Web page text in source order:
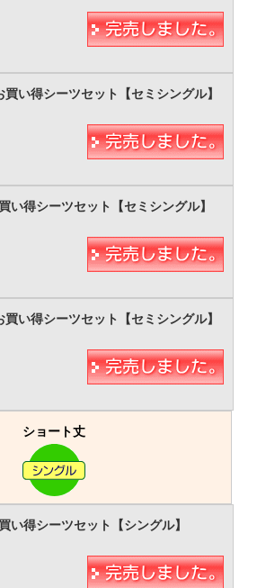
ショート丈